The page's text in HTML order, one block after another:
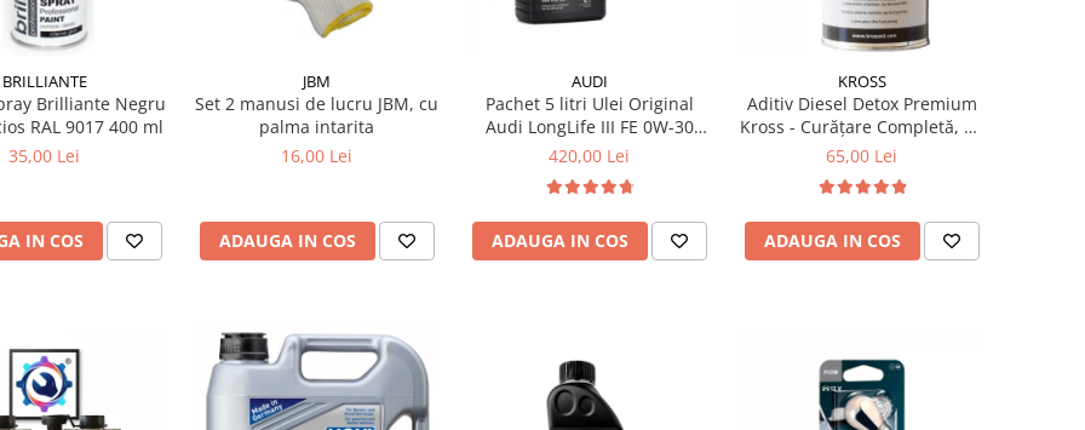
BRILLIANTE
Brilliante Negru
RAL 9017 400 ml
35,00 Lei
IN COS
JBM
Set 2 manusi de lucru JBM, cu
palma intarita
16,00 Lei
ADAUGA IN COS
AUDI
Pachet 5 litri Ulei Original
Audi LongLife III FE 0W-30
GS55545D2 – Aprobări VW420,00 Lei
ADAUGA IN COS
KROSS
Aditiv Diesel Detox Premium
Kross - Curățare Completă, +5
Puncte Cetanic & Protecție
65,00 Lei
ADAUGA IN COS